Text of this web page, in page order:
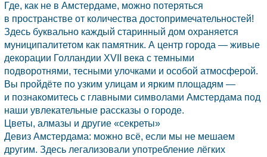
Где, как не в Амстердаме, можно потеряться
в пространстве от количества достопримечательностей!
Здесь буквально каждый старинный дом охраняется
муниципалитетом как памятник. А центр города — живые
декорации Голландии XVII века с темными
подворотнями, тесными улочками и особой атмосферой.
Вы пройдёте по узким улицам и ярким площадям —
и познакомитесь с главными символами Амстердама под
наши увлекательные рассказы о городе.
Цветы, алмазы и другие «секреты»
Девиз Амстердама: можно всё, если мы не мешаем
другим. Здесь легализовали употребление лёгких